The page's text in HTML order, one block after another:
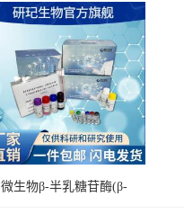
微生物β-半乳糖苷酶(β-